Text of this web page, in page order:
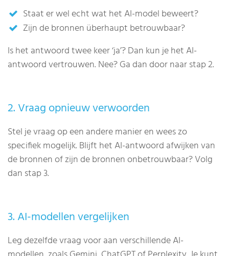
Staat er wel echt wat het AI-model beweert?
Zijn de bronnen überhaupt betrouwbaar?
Is het antwoord twee keer ‘ja’? Dan kun je het AI-
antwoord vertrouwen. Nee? Ga dan door naar stap 2.
2. Vraag opnieuw verwoorden
Stel je vraag op een andere manier en wees zo
specifiek mogelijk. Blijft het AI-antwoord afwijken van
de bronnen of zijn de bronnen onbetrouwbaar? Volg
dan stap 3.
3. AI-modellen vergelijken
Leg dezelfde vraag voor aan verschillende AI-